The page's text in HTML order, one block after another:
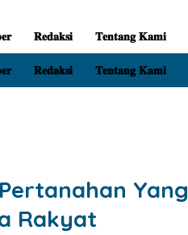
𝐑𝐞𝐝𝐚𝐤𝐬𝐢 𝐓𝐞𝐧𝐭𝐚𝐧𝐠 𝐊𝐚𝐦𝐢
𝐑𝐞𝐝𝐚𝐤𝐬𝐢 𝐓𝐞𝐧𝐭𝐚𝐧𝐠 𝐊𝐚𝐦𝐢
Yang
Rakyat